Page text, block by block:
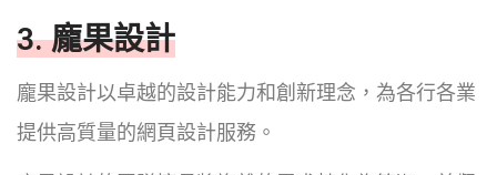
3. 龐果設計
龐果設計以卓越的設計能力和創新理念，為各行各業
提供高質量的網頁設計服務。